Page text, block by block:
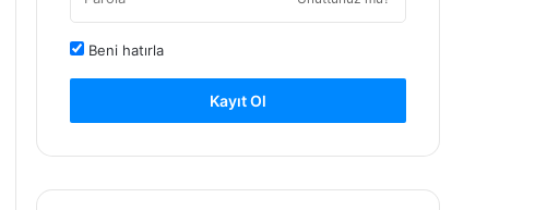
Beni hatırla
Kayıt Ol